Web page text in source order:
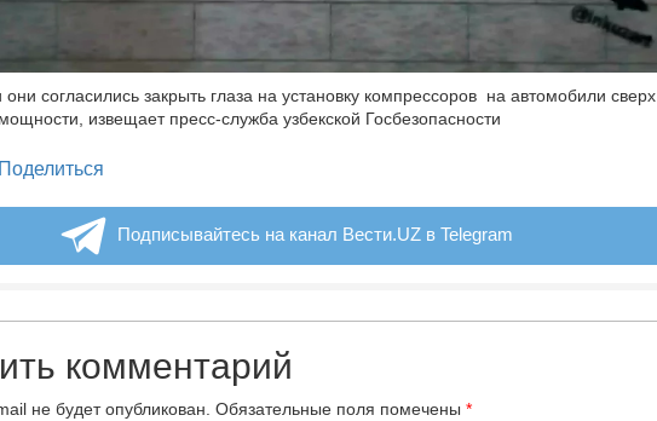
они согласились закрыть глаза на установку компрессоров на автомобили сверх
извещает пресс-служба узбекской Госбезопасности
Поделиться
Подписывайтесь на канал Вести.UZ в Telegram
комментарий
не будет опубликован. Обязательные поля помечены *